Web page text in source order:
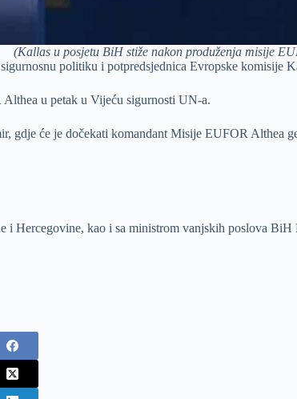
(Kallas u posjetu BiH stiže nakon produženja misije
politiku i potpredsjednica Evropske komisije
u petak u Vijeću sigurnosti UN-a.
gdje će je dočekati komandant Misije EUFOR Althea
i Hercegovine, kao i sa ministrom vanjskih poslova